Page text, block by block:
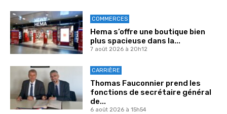
COMMERCES
Hema s’offre une boutique bien
plus spacieuse dans la...
7 août 2026 à 20h12
CARRIÈRE
Thomas Fauconnier prend les
fonctions de secrétaire général
de...
6 août 2026 à 15h54